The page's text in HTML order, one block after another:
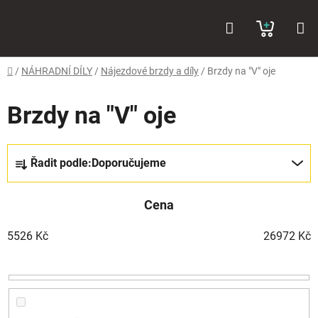
KOŠÍK
Domů
/ NÁHRADNÍ DÍLY / Nájezdové brzdy a díly / Brzdy na "V" oje
Brzdy na "V" oje
n
í
r
Řadit podle: Doporučujeme
Cena
5526 Kč 26972 Kč